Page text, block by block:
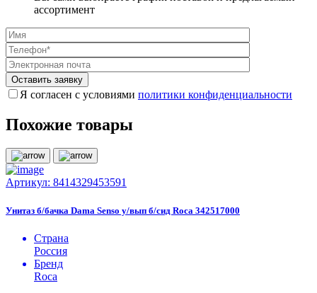
ассортимент
Я согласен с условиями политики конфиденциальности
Похожие товары
Артикул: 8414329453591
Унитаз б/бачка Dama Senso у/вып б/сид Roca 342517000
Страна
Россия
Бренд
Roca